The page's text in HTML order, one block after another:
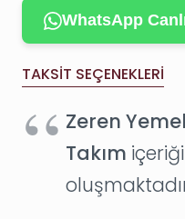
WhatsApp
TAKSIT SEÇENEKLERI
Zeren
Takım